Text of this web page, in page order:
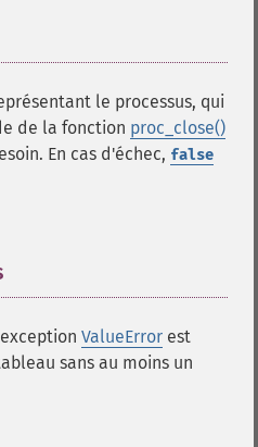
le processus, qui
de la fonction proc_close()
En cas d'échec, false
ValueError est
sans au moins un